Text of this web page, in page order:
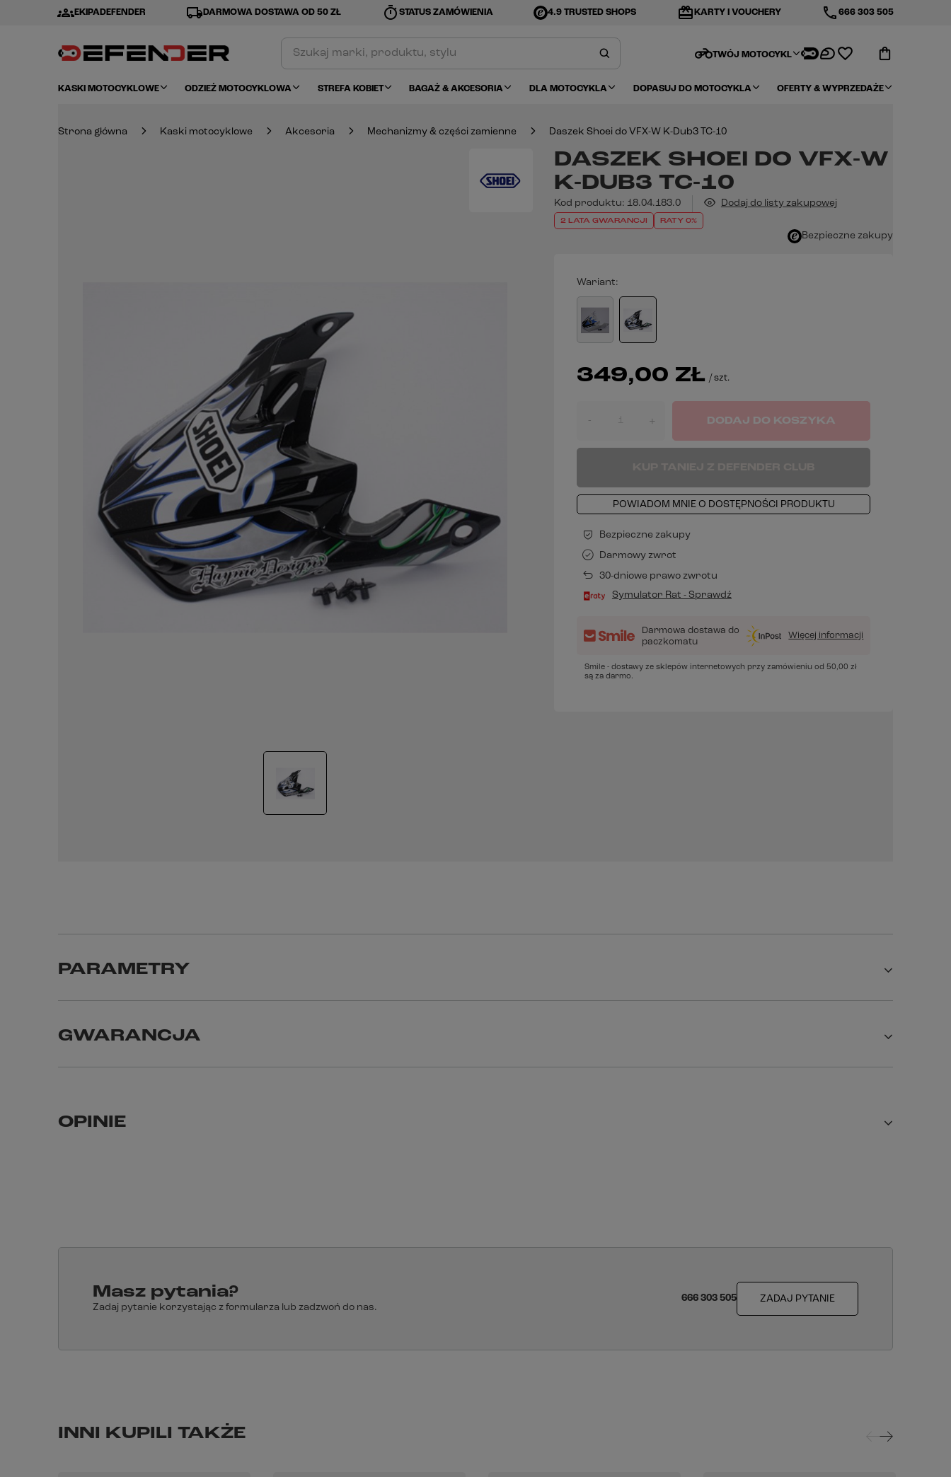
groupsEKIPADEFENDER local_shippingDARMOWA DOSTAWA OD 50 ZŁ timer STATUS ZAMÓWIENIA 4.9 TRUSTED SHOPS redeem KARTY I VOUCHERY phone666 303 505
motorcycleTWÓJ MOTOCYKL
KASKI MOTOCYKLOWE ODZIEŻ MOTOCYKLOWA STREFA KOBIET BAGAŻ & AKCESORIA DLA MOTOCYKLA DOPASUJ DO MOTOCYKLA OFERTY & WYPRZEDAŻE
Strona główna Kaski motocyklowe Akcesoria Mechanizmy & części zamienne Daszek Shoei do VFX-W K-Dub3 TC-10
DASZEK SHOEI DO VFX-W
K-DUB3 TC-10
Kod produktu: 18.04.183.0 Dodaj do listy zakupowej
2 LATA GWARANCJI RATY 0%
Bezpieczne zakupy
Wariant
349,00 ZŁ / szt.
- + DODAJ DO KOSZYKA
POWIADOM MNIE O DOSTĘPNOŚCI PRODUKTU
Bezpieczne zakupy
Darmowy zwrot
30-dniowe prawo zwrotu
Symulator Rat - Sprawdź
Darmowa dostawa do
paczkomatu
Więcej informacji
Smile - dostawy ze sklepów internetowych przy zamówieniu od 50,00 zł
są za darmo.
PARAMETRY
GWARANCJA
OPINIE
Masz pytania?
Zadaj pytanie korzystając z formularza lub zadzwoń do nas.
666 303 505 ZADAJ PYTANIE
INNI KUPILI TAKŻE